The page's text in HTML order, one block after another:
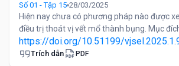
Nguyễn Minh Thảo
Nguyễn Đình Sơn
Trần Nghiêm Trung
Phạm Minh Đức
Số 01 - Tập 15 28/03/2025
Hiện nay chưa có phương pháp nào được
điều trị thoát vị vết mổ thành bụng. Mục đích
https://doi.org/10.51199/
Trích dẫn PDF